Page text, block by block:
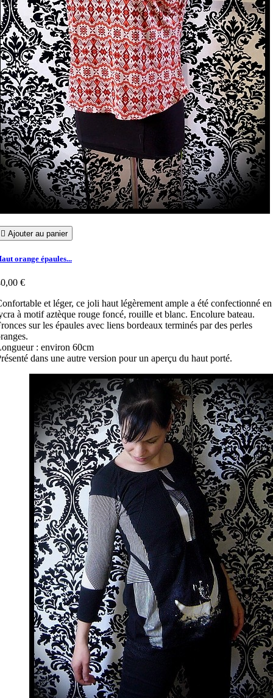
 Ajouter au panier
orange épaules...
€
et léger, ce joli haut légèrement ample a été confectionné en
à motif aztèque rouge foncé, rouille et blanc. Encolure bateau.
sur les épaules avec liens bordeaux terminés par des perles
: environ 60cm
dans une autre version pour un aperçu du haut porté.